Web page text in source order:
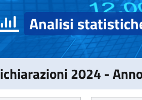
Analisi
2024 -